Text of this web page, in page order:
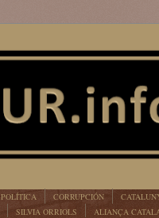
POLÍTICA CORRUPCIÓN
SILVIA ORRIOLS ALIANÇA